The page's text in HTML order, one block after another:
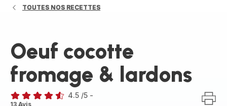
TOUTES NOS RECETTES
Oeuf cocotte
fromage & lardons
4.5 /5 -
13 Avis